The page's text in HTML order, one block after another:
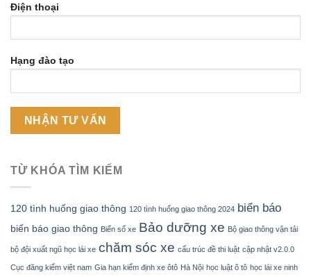
Điện thoại
Hạng đào tạo
TỪ KHÓA TÌM KIẾM
120 tình huống giao thông 120 tình huống giao thông 2024 biển báo
biển báo giao thông Biển số xe Bảo dưỡng xe Bộ giao thông vận tải
bộ đội xuất ngũ học lái xe chăm sóc xe cấu trúc đề thi luật cập nhật v2.0.0
Cục đăng kiểm việt nam Gia hạn kiểm định xe ôtô Hà Nội học luật ô tô học lái xe ninh